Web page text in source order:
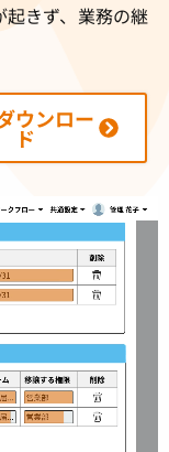
きず、業務の継
ウンロー
ド